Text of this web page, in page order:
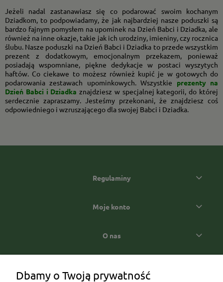
Jeżeli nadal zastanawiasz się co podarować swoim kochanym
Dziadkom, to podpowiadamy, że jak najbardziej nasze poduszki są
bardzo fajnym pomysłem na upominek na Dzień Babci i Dziadka, ale
również na inne okazje, takie jak ich urodziny, imieniny, czy rocznica
ślubu. Nasze poduszki na Dzień Babci i Dziadka to przede wszystkim
prezent z dodatkowym, emocjonalnym przekazem, ponieważ
posiadają wspomniane, piękne dedykacje w postaci wyszytych
haftów. Co ciekawe to możesz również kupić je w gotowych do
podarowania zestawach upominkowych. Wszystkie prezenty na
Dzień Babci i Dziadka znajdziesz w specjalnej kategorii, do której
serdecznie zapraszamy. Jesteśmy przekonani, że znajdziesz coś
odpowiedniego i wzruszającego dla swojej Babci i Dziadka.
Regulaminy
Moje konto
O nas
Dbamy o Twoją prywatność